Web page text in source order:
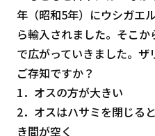
年（昭和5年）にウシガエ
ら輸入されました。そこ
で広がっていきました。
ご存知ですか？
1．オスの方が大きい
2．オスはハサミを閉じる
き間が空く